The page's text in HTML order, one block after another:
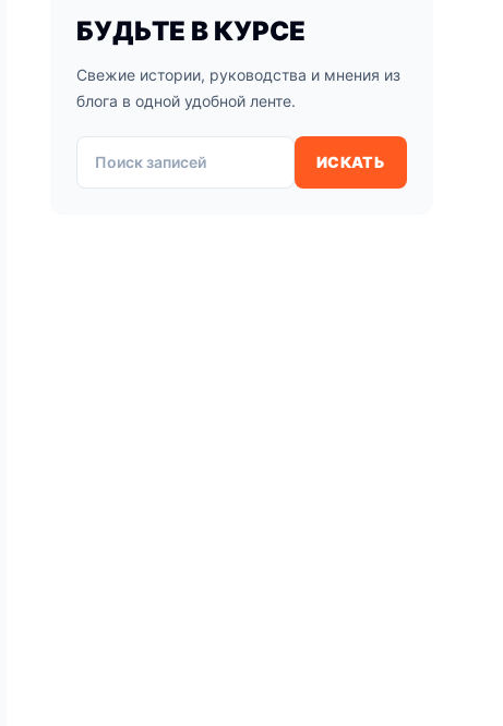
БУДЬТЕ В КУРСЕ
Свежие истории, руководства и мнения из
блога в одной удобной ленте.
Поиск записей
ИСКАТЬ